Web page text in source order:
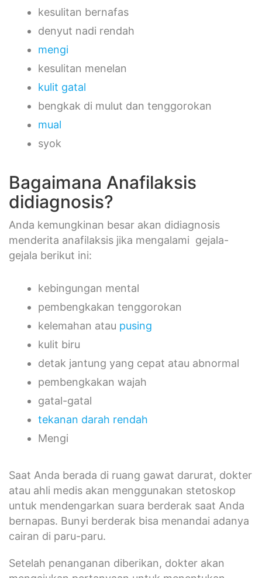
kesulitan bernafas
denyut nadi rendah
mengi
kesulitan menelan
kulit gatal
bengkak di mulut dan tenggorokan
mual
syok
Bagaimana Anafilaksis
didiagnosis?
Anda kemungkinan besar akan didiagnosis
menderita anafilaksis jika mengalami gejala-
gejala berikut ini:
kebingungan mental
pembengkakan tenggorokan
kelemahan atau pusing
kulit biru
detak jantung yang cepat atau abnormal
pembengkakan wajah
gatal-gatal
tekanan darah rendah
Mengi
Saat Anda berada di ruang gawat darurat, dokter
atau ahli medis akan menggunakan stetoskop
untuk mendengarkan suara berderak saat Anda
bernapas. Bunyi berderak bisa menandai adanya
cairan di paru-paru.
Setelah penanganan diberikan, dokter akan